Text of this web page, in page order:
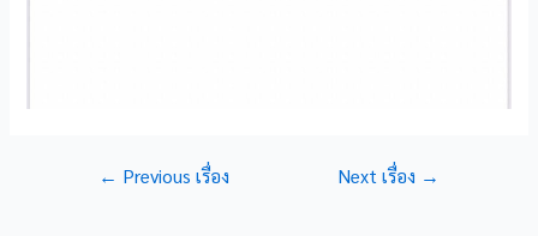
← Previous เรื่อง Next เรื่อง →